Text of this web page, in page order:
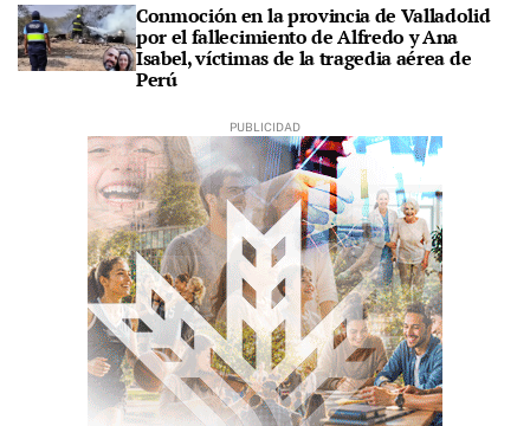
Conmoción en la provincia de Valladolid
por el fallecimiento de Alfredo y Ana
Isabel, víctimas de la tragedia aérea de
Perú